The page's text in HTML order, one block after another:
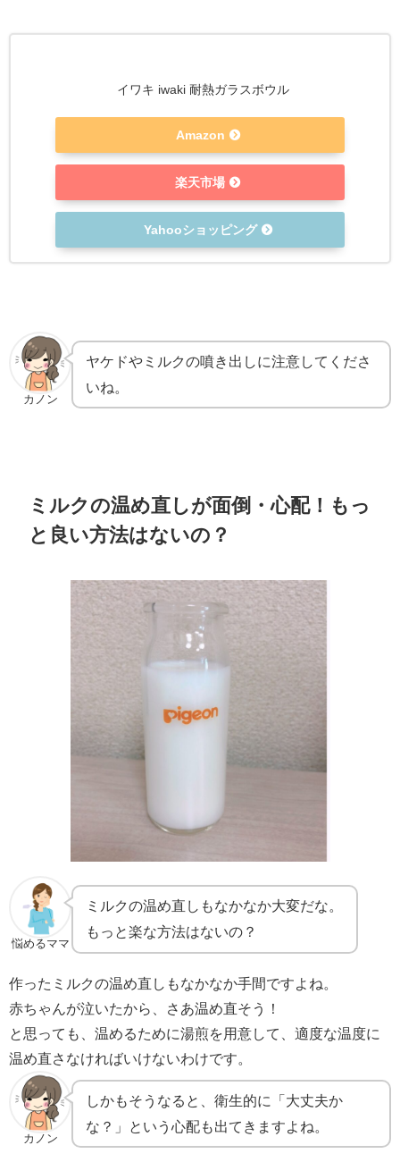
イワキ iwaki 耐熱ガラスボウル
Amazon
楽天市場
Yahooショッピング
カノン
ヤケドやミルクの噴き出しに注意してくださ
いね。
ミルクの温め直しが面倒・心配！もっ
と良い方法はないの？
悩めるママ
ミルクの温め直しもなかなか大変だな。
もっと楽な方法はないの？
作ったミルクの温め直しもなかなか手間ですよね。
赤ちゃんが泣いたから、さあ温め直そう！
と思っても、温めるために湯煎を用意して、適度な温度に
温め直さなければいけないわけです。
カノン
しかもそうなると、衛生的に「大丈夫か
な？」という心配も出てきますよね。